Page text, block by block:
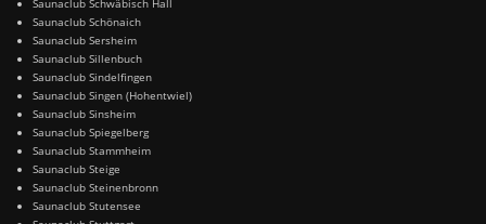
Saunaclub Schönaich
Saunaclub Sersheim
Saunaclub Sillenbuch
Saunaclub Sindelfingen
Saunaclub Singen (Hohentwiel)
Saunaclub Sinsheim
Saunaclub Spiegelberg
Saunaclub Stammheim
Saunaclub Steige
Saunaclub Steinenbronn
Saunaclub Stutensee